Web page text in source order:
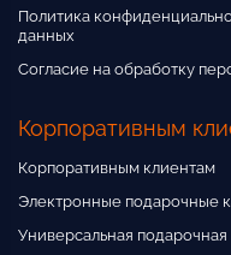
Политика
данных
Согласие на обработку
Корпоративным
Корпоративным клиентам
Электронные подарочные
Универсальная подарочная